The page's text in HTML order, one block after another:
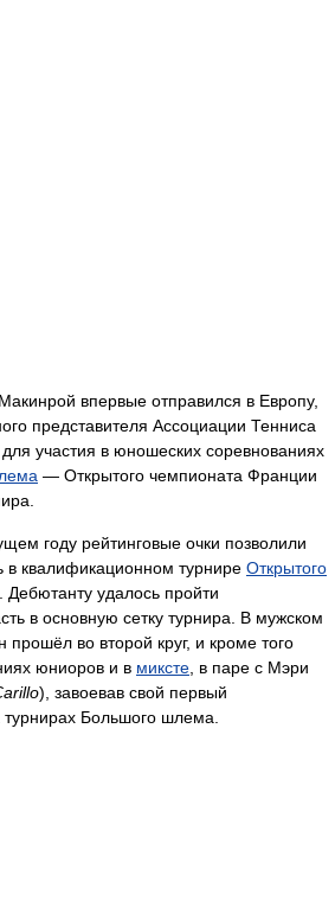
впервые отправился в Европу,
представителя Ассоциации Тенниса
участия в юношеских соревнованиях
— Открытого чемпионата Франции
году рейтинговые очки позволили
в квалификационном турнире Открытого
. Дебютанту удалось пройти
в основную сетку турнира. В мужском
во второй круг, и кроме того
юниоров и в миксте , в паре с Мэри
), завоевав свой первый
Большого шлема.